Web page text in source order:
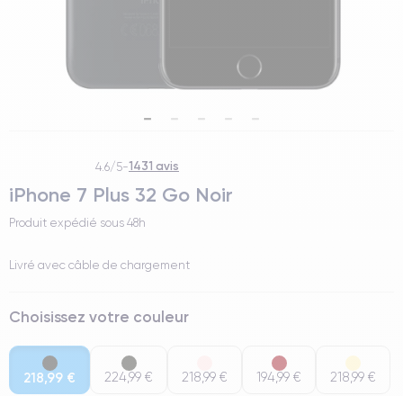
4.6/5-1431 avis
iPhone 7 Plus 32 Go Noir
Produit expédié sous 48h
Livré avec câble de chargement
Choisissez votre couleur
218,99 € 224,99 € 218,99 € 194,99 € 218,99 €